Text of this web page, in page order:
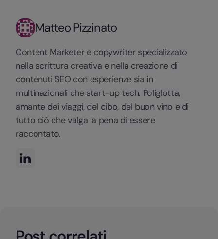
Matteo Pizzinato
Content Marketer e copywriter specializzato
nella scrittura creativa e nella creazione di
contenuti SEO con esperienze sia in
multinazionali che start-up tech. Poliglotta,
amante dei viaggi, del cibo, del buon vino e di
tutto ciò che valga la pena di essere
raccontato.